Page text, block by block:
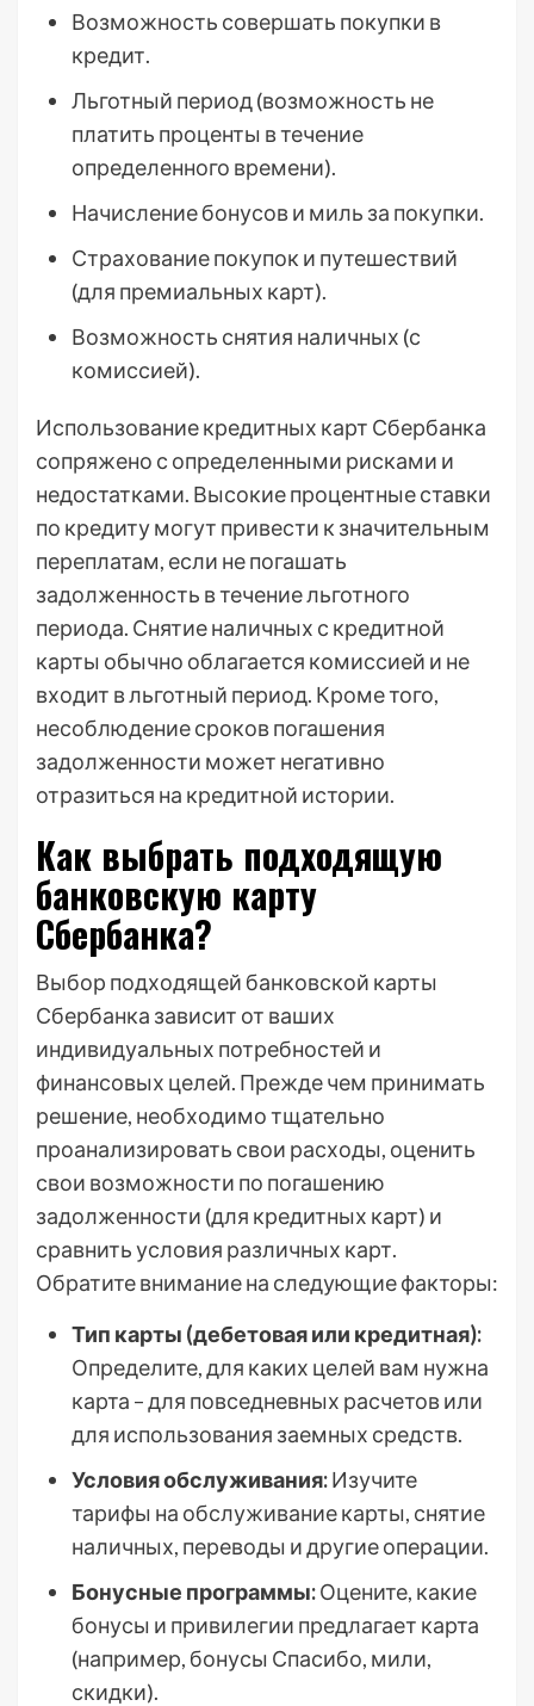
Возможность совершать покупки в
кредит.
Льготный период (возможность не
платить проценты в течение
определенного времени).
Начисление бонусов и миль за покупки.
Страхование покупок и путешествий
(для премиальных карт).
Возможность снятия наличных (с
комиссией).
Использование кредитных карт Сбербанка
сопряжено с определенными рисками и
недостатками. Высокие процентные ставки
по кредиту могут привести к значительным
переплатам, если не погашать
задолженность в течение льготного
периода. Снятие наличных с кредитной
карты обычно облагается комиссией и не
входит в льготный период. Кроме того,
несоблюдение сроков погашения
задолженности может негативно
отразиться на кредитной истории.
Как выбрать подходящую
банковскую карту
Сбербанка?
Выбор подходящей банковской карты
Сбербанка зависит от ваших
индивидуальных потребностей и
финансовых целей. Прежде чем принимать
решение, необходимо тщательно
проанализировать свои расходы, оценить
свои возможности по погашению
задолженности (для кредитных карт) и
сравнить условия различных карт.
Обратите внимание на следующие факторы:
Тип карты (дебетовая или кредитная):
Определите, для каких целей вам нужна
карта – для повседневных расчетов или
для использования заемных средств.
Условия обслуживания:Изучите
тарифы на обслуживание карты, снятие
наличных, переводы и другие операции.
Бонусные программы:Оцените, какие
бонусы и привилегии предлагает карта
(например, бонусы Спасибо, мили,
скидки).